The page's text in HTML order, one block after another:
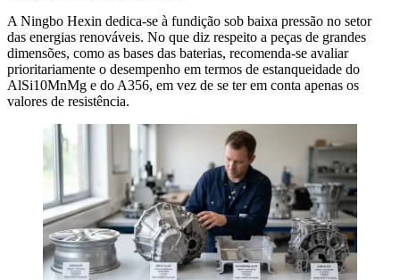
A Ningbo Hexin dedica-se à fundição sob baixa pressão no setor
das energias renováveis. No que diz respeito a peças de grandes
dimensões, como as bases das baterias, recomenda-se avaliar
prioritariamente o desempenho em termos de estanqueidade do
AlSi10MnMg e do A356, em vez de se ter em conta apenas os
valores de resistência.